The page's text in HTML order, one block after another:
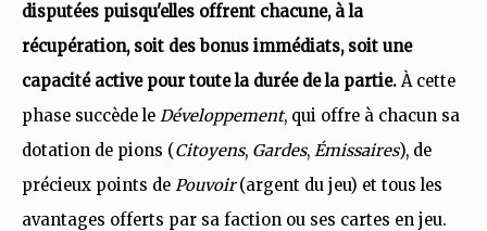
disputées puisqu'elles offrent chacune, à la
récupération, soit des bonus immédiats, soit une
capacité active pour toute la durée de la partie. À cette
phase succède le Développement, qui offre à chacun sa
dotation de pions (Citoyens, Gardes, Émissaires), de
précieux points de Pouvoir(argent du jeu) et tous les
avantages offerts par sa faction ou ses cartes en jeu.